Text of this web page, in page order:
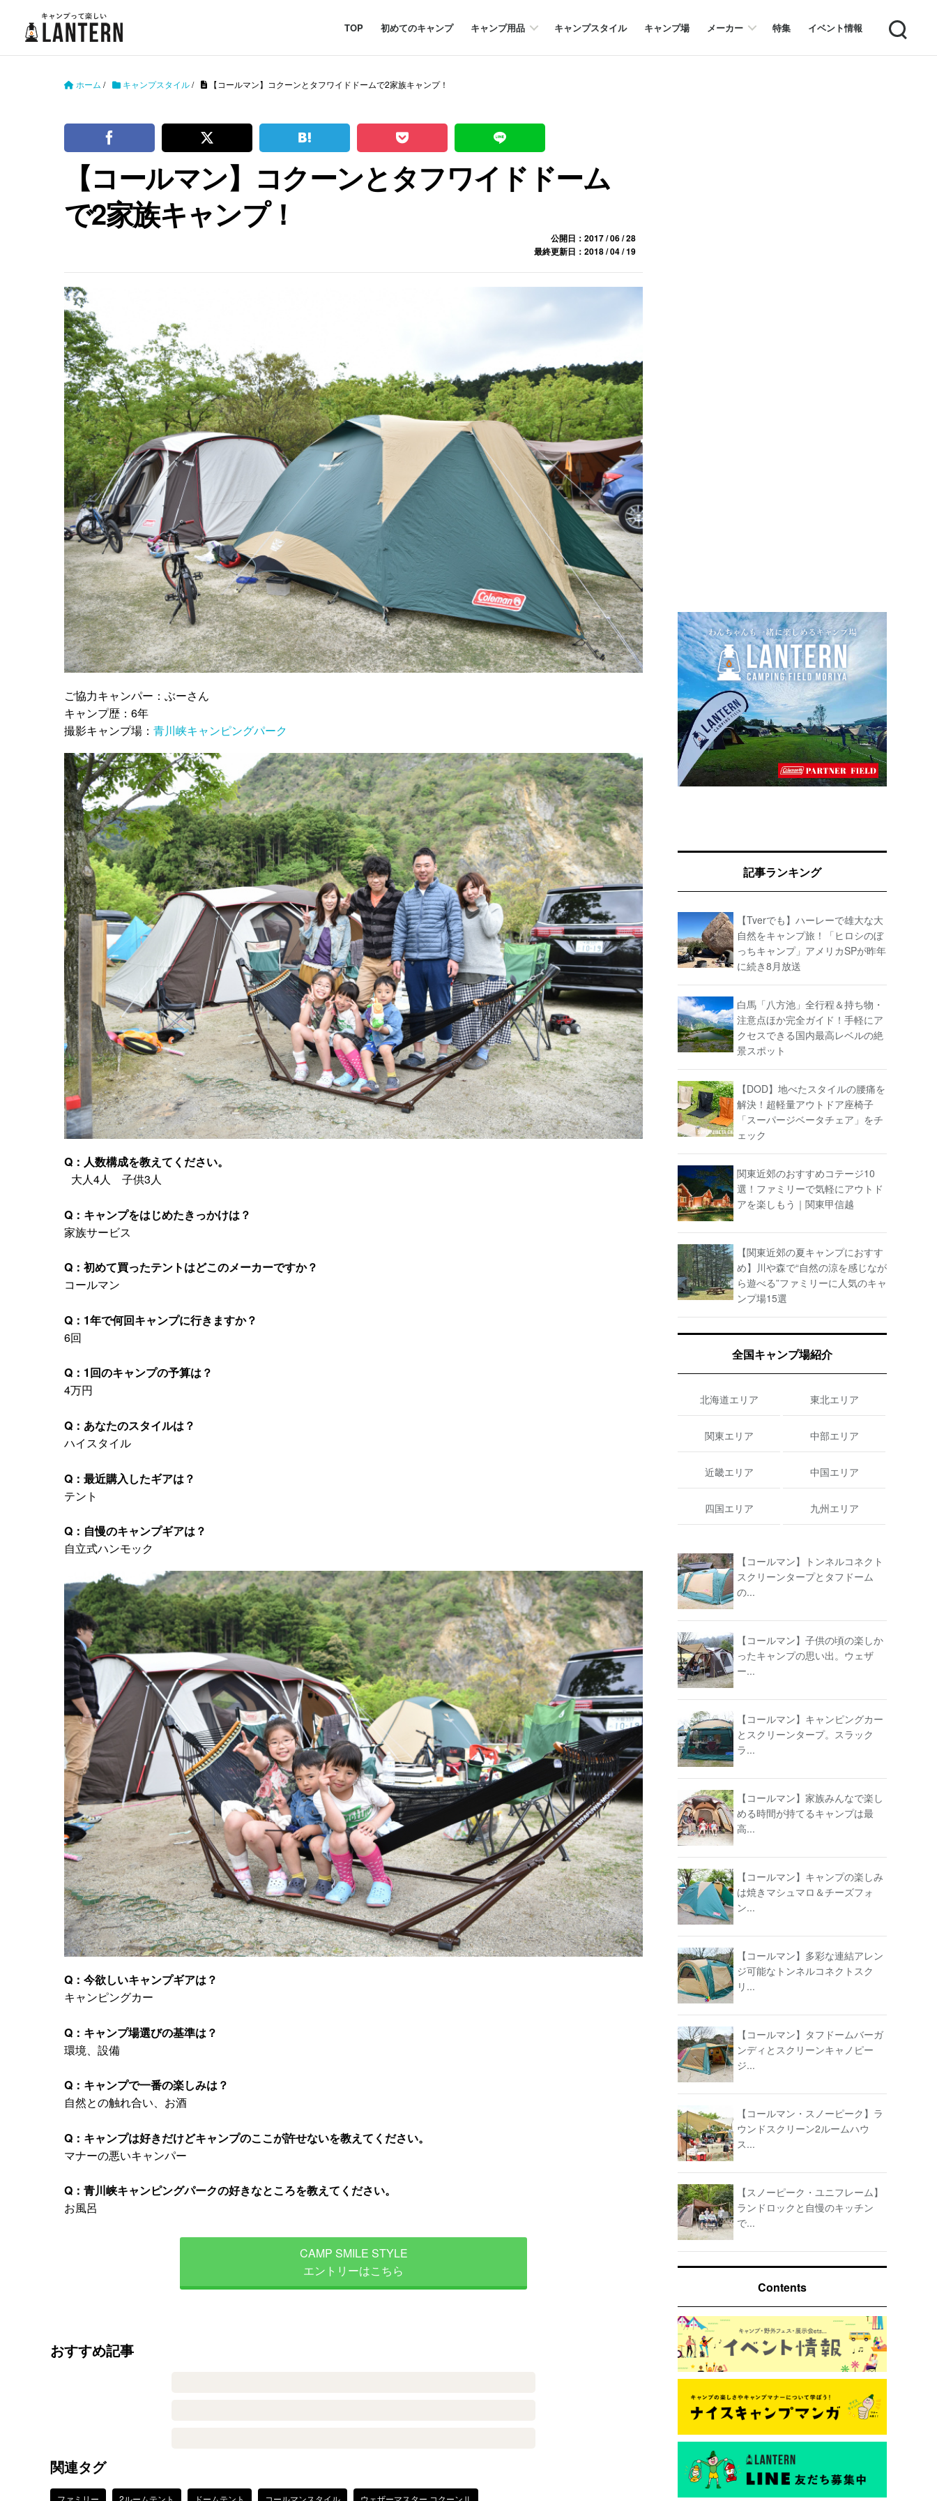
TOP 初めてのキャンプ キャンプ用品 キャンプスタイル キャンプ場 メーカー 特集 イベント情報 Search
ホーム / キャンプスタイル/ 【コールマン】コクーンとタフワイドドームで2家族キャンプ！
【コールマン】コクーンとタフワイドドーム
で2家族キャンプ！
公開日：2017 / 06 / 28
最終更新日：2018 / 04 / 19
ご協力キャンパー：ぶーさん
キャンプ歴：6年
撮影キャンプ場： 青川峡キャンピングパーク
Q：人数構成を教えてください。
大人4人 子供3人
Q：キャンプをはじめたきっかけは？
家族サービス
Q：初めて買ったテントはどこのメーカーですか？
コールマン
Q：1年で何回キャンプに行きますか？
6回
Q：1回のキャンプの予算は？
4万円
Q：あなたのスタイルは？
ハイスタイル
Q：最近購入したギアは？
テント
Q：自慢のキャンプギアは？
自立式ハンモック
Q：今欲しいキャンプギアは？
キャンピングカー
Q：キャンプ場選びの基準は？
環境、設備
Q：キャンプで一番の楽しみは？
自然との触れ合い、お酒
Q：キャンプは好きだけどキャンプのここが許せないを教えてください。
マナーの悪いキャンパー
Q：青川峡キャンピングパークの好きなところを教えてください。
お風呂
CAMP SMILE STYLE
エントリーはこちら
おすすめ記事
関連タグ
ファミリー 2ルームテント ドームテント コールマンスタイル ウェザーマスター コクーンⅡ
記事ランキング
【Tverでも】ハーレーで雄大な大
自然をキャンプ旅！「ヒロシのぼ
っちキャンプ」アメリカSPが昨年
に続き8月放送
白馬「八方池」全行程＆持ち物・
注意点ほか完全ガイド！手軽にア
クセスできる国内最高レベルの絶
景スポット
【DOD】地べたスタイルの腰痛を
解決！超軽量アウトドア座椅子
「スーパージベータチェア」をチ
ェック
関東近郊のおすすめコテージ10
選！ファミリーで気軽にアウトド
アを楽しもう｜関東甲信越
【関東近郊の夏キャンプにおすす
め】川や森で“自然の涼を感じなが
ら遊べる”ファミリーに人気のキャ
ンプ場15選
全国キャンプ場紹介
北海道エリア 東北エリア
関東エリア 中部エリア
近畿エリア 中国エリア
四国エリア 九州エリア
【コールマン】トンネルコネクト
スクリーンタープとタフドーム
の...
【コールマン】子供の頃の楽しか
ったキャンプの思い出。ウェザ
ー...
【コールマン】キャンピングカー
とスクリーンタープ。スラック
ラ...
【コールマン】家族みんなで楽し
める時間が持てるキャンプは最
高...
【コールマン】キャンプの楽しみ
は焼きマシュマロ＆チーズフォ
ン...
【コールマン】多彩な連結アレン
ジ可能なトンネルコネクトスク
リ...
【コールマン】タフドームバーガ
ンディとスクリーンキャノピー
ジ...
【コールマン・スノーピーク】ラ
ウンドスクリーン2ルームハウ
ス...
【スノーピーク・ユニフレーム】
ランドロックと自慢のキッチン
で...
Contents